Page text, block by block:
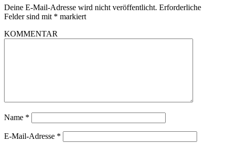
Deine E-Mail-Adresse wird nicht veröffentlicht. Erforderliche
Felder sind mit * markiert
KOMMENTAR
Name *
E-Mail-Adresse *